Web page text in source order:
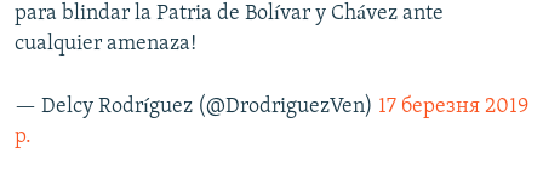
para blindar la Patria de Bolívar y Chávez ante
cualquier amenaza!
— Delcy Rodríguez (@DrodriguezVen) 17 березня 2019
р.